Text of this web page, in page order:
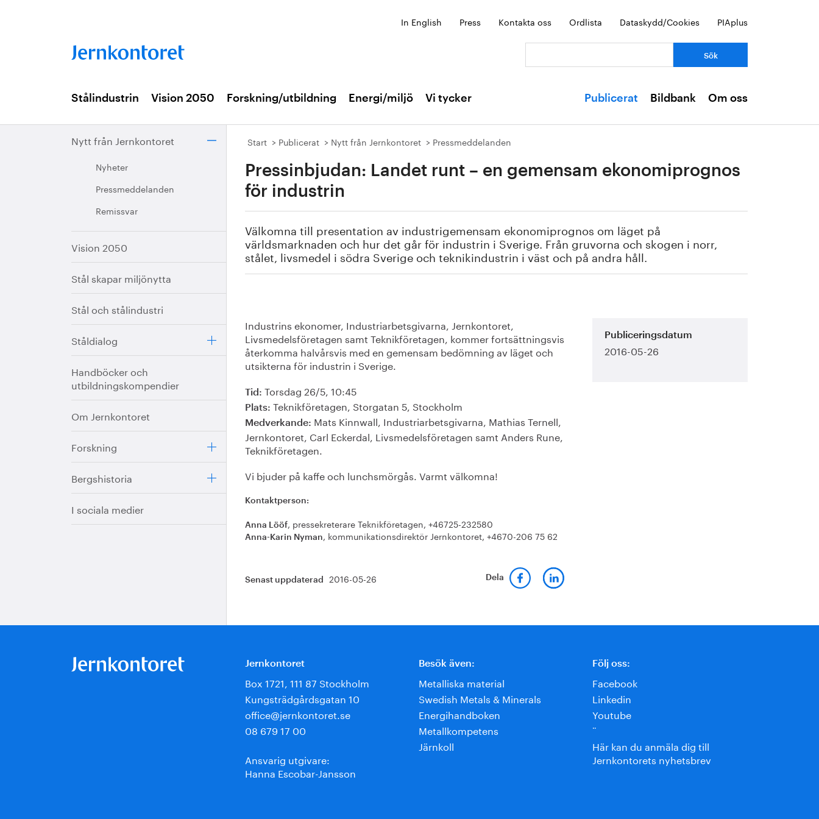
In English Press Kontakta oss Ordlista Dataskydd/Cookies PIAplus
Stålindustrin Vision 2050 Forskning/utbildning Energi/miljö Vi tycker Publicerat Bildbank Om oss
Nytt från Jernkontoret
Nyheter
Pressmeddelanden
Remissvar
Vision 2050
Stål skapar miljönytta
Stål och stålindustri
Ståldialog
Handböcker och
utbildningskompendier
Om Jernkontoret
Forskning
Bergshistoria
I sociala medier
Start Publicerat Nytt från Jernkontoret Pressmeddelanden
Pressinbjudan: Landet runt – en gemensam ekonomiprognos
för industrin
Välkomna till presentation av industrigemensam ekonomiprognos om läget på
världsmarknaden och hur det går för industrin i Sverige. Från gruvorna och skogen i norr,
stålet, livsmedel i södra Sverige och teknikindustrin i väst och på andra håll.
Industrins ekonomer, Industriarbetsgivarna, Jernkontoret,
Livsmedelsföretagen samt Teknikföretagen, kommer fortsättningsvis
återkomma halvårsvis med en gemensam bedömning av läget och
utsikterna för industrin i Sverige.
Tid: Torsdag 26/5, 10:45
Plats: Teknikföretagen, Storgatan 5, Stockholm
Medverkande: Mats Kinnwall, Industriarbetsgivarna, Mathias Ternell,
Jernkontoret, Carl Eckerdal, Livsmedelsföretagen samt Anders Rune,
Teknikföretagen.
Vi bjuder på kaffe och lunchsmörgås. Varmt välkomna!
Kontaktperson:
Anna Lööf, pressekreterare Teknikföretagen, +46725-232580
Anna-Karin Nyman, kommunikationsdirektör Jernkontoret, +4670-206 75 62
Senast uppdaterad 2016-05-26 Dela
Publiceringsdatum
2016-05-26
Jernkontoret
Box 1721, 111 87 Stockholm
Kungsträdgårdsgatan 10
office@jernkontoret.se
08 679 17 00
Ansvarig utgivare:
Hanna Escobar-Jansson
Besök även:
Metalliska material
Swedish Metals & Minerals
Energihandboken
Metallkompetens
Järnkoll
Följ oss:
Facebook
Linkedin
Youtube
¨
Här kan du anmäla dig till
Jernkontorets nyhetsbrev